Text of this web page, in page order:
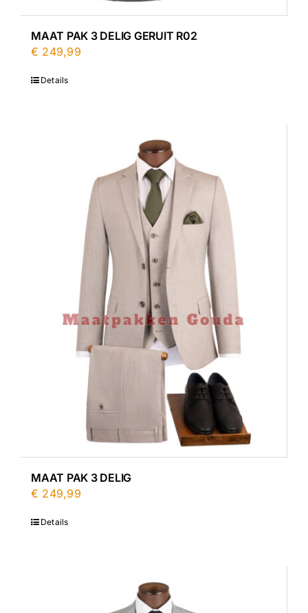
MAAT PAK 3 DELIG GERUIT R02
€ 249,99
Details
MAAT PAK 3 DELIG
€ 249,99
Details